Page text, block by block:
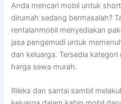
Anda mencari mobil untuk
dirumah sedang bermasalah?
rentalanmobil menyediakan
jasa pengemudi untuk
dan keluarga. Tersedia
harga sewa murah.
Rileks dan santai sambil